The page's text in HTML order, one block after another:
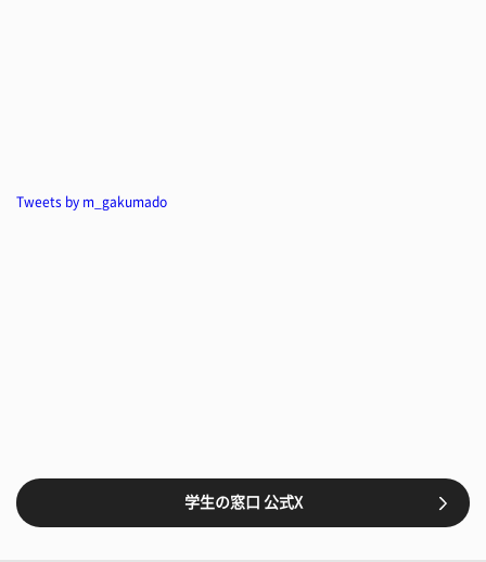
Tweets by m_gakumado
学生の窓口 公式X